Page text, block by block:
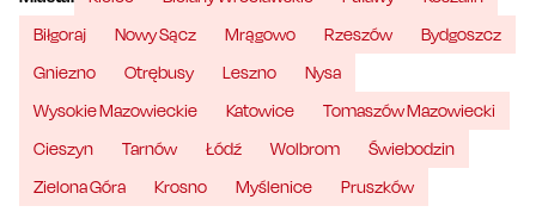
Biłgoraj
Nowy Sącz Mrągowo Rzeszów
Bydgoszcz
Gniezno
Otrębusy Leszno
Nysa
Wysokie Mazowieckie
Katowice
Tomaszów Mazowiecki
Cieszyn
Tarnów Łódź Wolbrom
Świebodzin
Zielona Góra
Krosno Myślenice Pruszków